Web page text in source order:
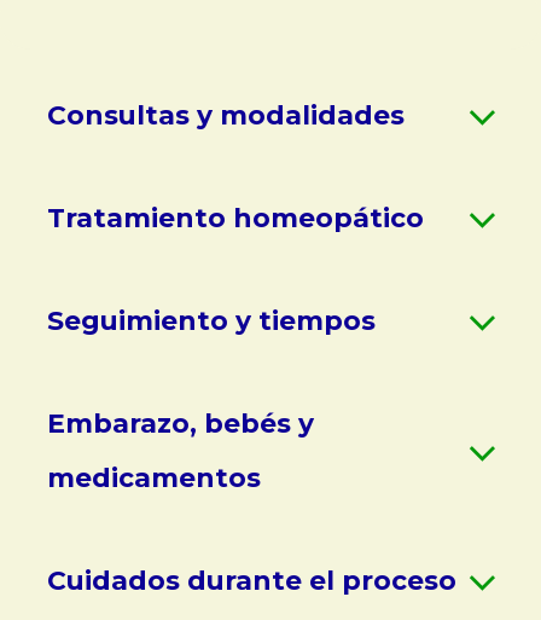
Consultas y modalidades
Tratamiento homeopático
Seguimiento y tiempos
Embarazo, bebés y
medicamentos
Cuidados durante el proceso